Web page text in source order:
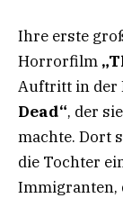
Ihre erste
Horrorfilm
Auftritt in der
Dead“, der
machte. Dort
die Tochter
Immigranten,